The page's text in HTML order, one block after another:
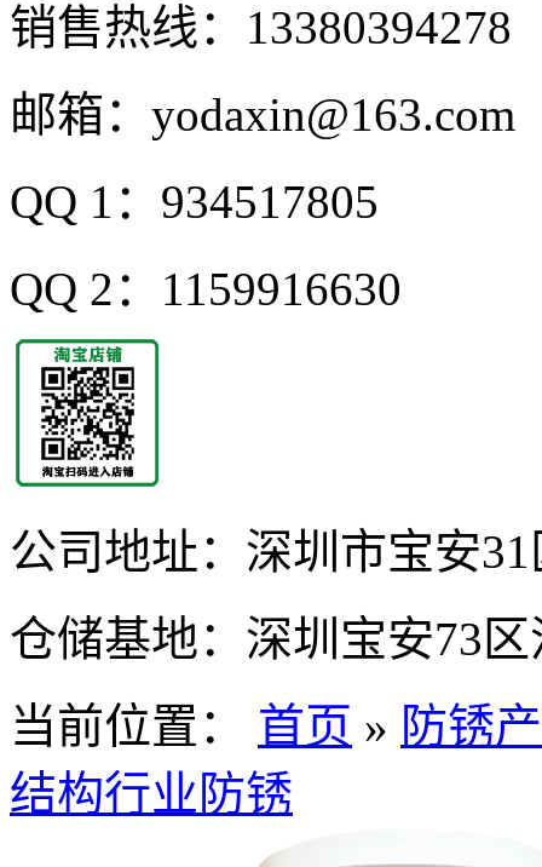
销售热线： 13380394278
邮箱： yodaxin@163.com
QQ 1： 934517805
QQ 2： 1159916630
公司地址： 深圳市宝安
仓储基地： 深圳宝安73
当前位置：
首页 » 防锈
结构行业防锈